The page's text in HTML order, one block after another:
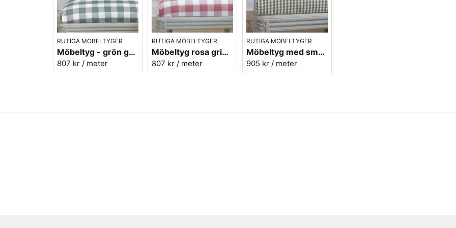
RUTIGA MÖBELTYGER
Möbeltyg - grön gripsholmsruta - Ekeby nr. 71
807 kr / meter
RUTIGA MÖBELTYGER
Möbeltyg rosa gripsholmsruta - Ekeby nr.31
807 kr / meter
RUTIGA MÖBELTYGER
Möbeltyg med små olivgröna rutor - Lill Ruta 278
905 kr / meter